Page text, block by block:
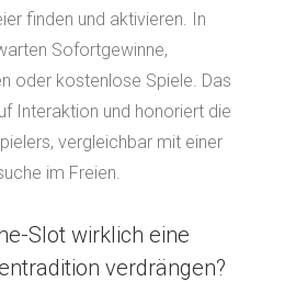
finden und aktivieren. In
Sofortgewinne,
oder kostenlose Spiele. Das
Interaktion und honoriert die
vergleichbar mit einer
im Freien.
Slot wirklich eine
verdrängen?